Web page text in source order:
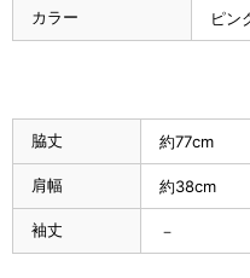
カラー ピン
脇丈 約77cm
肩幅 約38cm
袖丈 －